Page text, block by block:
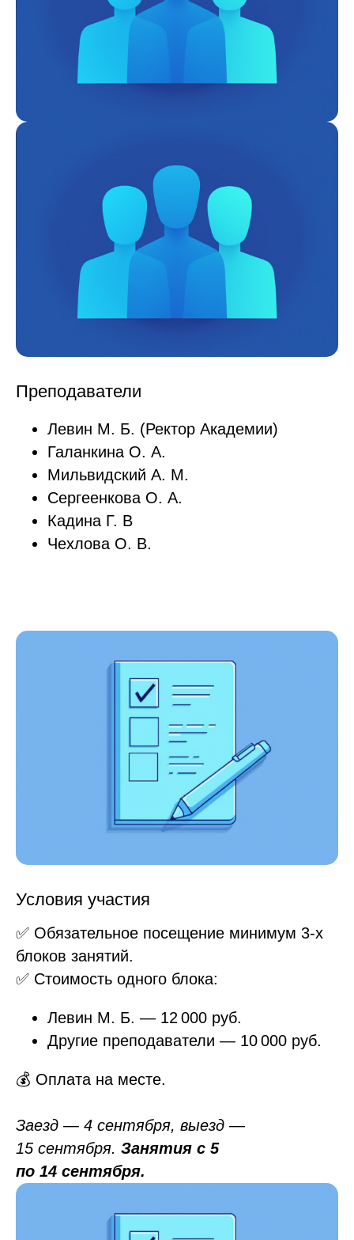
Преподаватели
Левин М. Б. (Ректор Академии)
Галанкина О. А.
Мильвидский А. М.
Сергеенкова О. А.
Кадина Г. В
Чехлова О. В.
Условия участия
✅ Обязательное посещение минимум 3-х
блоков занятий.
✅ Стоимость одного блока:
Левин М. Б. — 12 000 руб.
Другие преподаватели — 10 000 руб.
💰 Оплата на месте.
Заезд — 4 сентября, выезд —
15 сентября. Занятия с 5
по 14 сентября.